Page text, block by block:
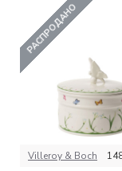
РАСПРОДАНО
Villeroy & Boch